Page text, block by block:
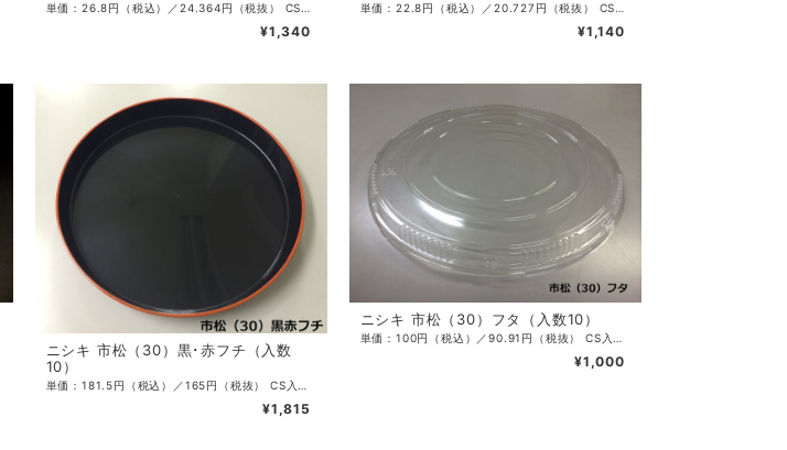
¥1,340 ¥1,140
ニシキ 市松（30）黒･赤フチ（入数
10）
¥1,815
ニシキ 市松（30）フタ（入数10）
¥1,000